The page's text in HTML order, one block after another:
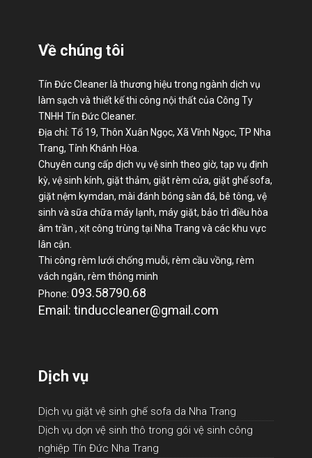
Về chúng tôi
Tín Đức Cleaner là thương hiệu trong ngành dịch vụ
làm sạch và thiết kế thi công nội thất của Công Ty
TNHH Tín Đức Cleaner.
Địa chỉ: Tổ 19, Thôn Xuân Ngọc, Xã Vĩnh Ngọc, TP Nha
Trang, Tỉnh Khánh Hòa.
Chuyên cung cấp dịch vụ vệ sinh theo giờ, tạp vụ định
kỳ, vệ sinh kính, giặt thảm, giặt rèm cửa, giặt ghế sofa,
giặt nệm kymdan, mài đánh bóng sàn đá, bê tông, vệ
sinh và sữa chữa máy lạnh, máy giặt, bảo trì điều hòa
âm trần , xịt công trùng tại Nha Trang và các khu vực
lân cận.
Thi công rèm lưới chống muỗi, rèm cầu vồng, rèm
vách ngăn, rèm thông minh
Phone: 093.58790.68
Email: tinduccleaner@gmail.com
Dịch vụ
Dịch vụ giặt vệ sinh ghế sofa da Nha Trang
Dịch vụ dọn vệ sinh thô trong gói vệ sinh công
nghiệp Tín Đức Nha Trang